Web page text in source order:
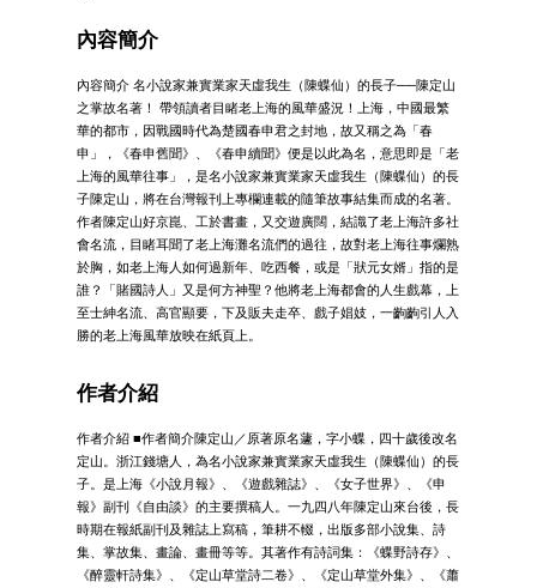
內容簡介
內容簡介 名小說家兼實業家天虛我生（陳蝶仙）的長子──陳定山
之掌故名著！ 帶領讀者目睹老上海的風華盛況！上海，中國最繁
華的都市，因戰國時代為楚國春申君之封地，故又稱之為「春
申」，《春申舊聞》、《春申續聞》便是以此為名，意思即是「老
上海的風華往事」，是名小說家兼實業家天虛我生（陳蝶仙）的長
子陳定山，將在台灣報刊上專欄連載的隨筆故事結集而成的名著。
作者陳定山好京崑、工於書畫，又交遊廣闊，結識了老上海許多社
會名流，目睹耳聞了老上海灘名流們的過往，故對老上海往事爛熟
於胸，如老上海人如何過新年、吃西餐，或是「狀元女婿」指的是
誰？「賭國詩人」又是何方神聖？他將老上海都會的人生戲幕，上
至士紳名流、高官顯要，下及販夫走卒、戲子娼妓，一齣齣引人入
勝的老上海風華放映在紙頁上。
作者介紹
作者介紹 ■作者簡介陳定山／原著原名蘧，字小蝶，四十歲後改名
定山。浙江錢塘人，為名小說家兼實業家天虛我生（陳蝶仙）的長
子。是上海《小說月報》、《遊戲雜誌》、《女子世界》、《申
報》副刊《自由談》的主要撰稿人。一九四八年陳定山來台後，長
時期在報紙副刊及雜誌上寫稿，筆耕不輟，出版多部小說集、詩
集、掌故集、畫論、畫冊等等。其著作有詩詞集：《蝶野詩存》、
《醉靈軒詩集》、《定山草堂詩二卷》、《定山草堂外集》、《蕭